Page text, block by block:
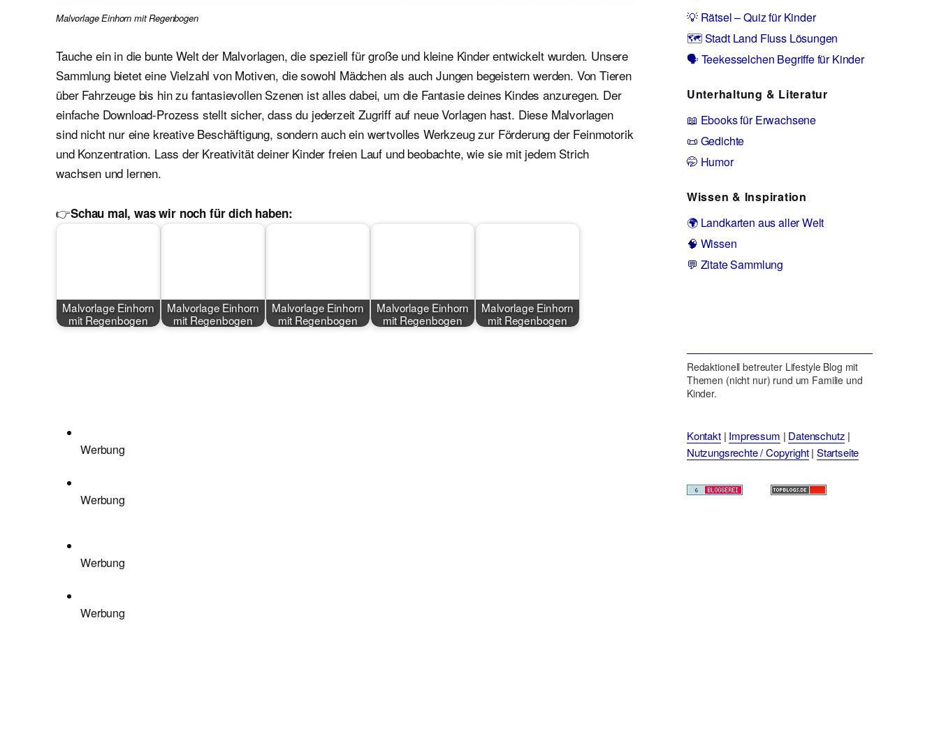
Malvorlage Einhorn mit Regenbogen
Tauche ein in die bunte Welt der Malvorlagen, die speziell für große und kleine Kinder entwickelt wurden. Unsere
Sammlung bietet eine Vielzahl von Motiven, die sowohl Mädchen als auch Jungen begeistern werden. Von Tieren
über Fahrzeuge bis hin zu fantasievollen Szenen ist alles dabei, um die Fantasie deines Kindes anzuregen. Der
einfache Download-Prozess stellt sicher, dass du jederzeit Zugriff auf neue Vorlagen hast. Diese Malvorlagen
sind nicht nur eine kreative Beschäftigung, sondern auch ein wertvolles Werkzeug zur Förderung der Feinmotorik
und Konzentration. Lass der Kreativität deiner Kinder freien Lauf und beobachte, wie sie mit jedem Strich
wachsen und lernen.
👉Schau mal, was wir noch für dich haben:
Malvorlage Einhorn
mit Regenbogen
Malvorlage Einhorn
mit Regenbogen
Malvorlage Einhorn
mit Regenbogen
Malvorlage Einhorn
mit Regenbogen
Malvorlage Einhorn
mit Regenbogen
Werbung
Werbung
Werbung
Werbung
💡 Rätsel – Quiz für Kinder
🗺️ Stadt Land Fluss Lösungen
🗣️ Teekesselchen Begriffe für Kinder
Unterhaltung & Literatur
📖 Ebooks für Erwachsene
📜 Gedichte
🤭 Humor
Wissen & Inspiration
🌍 Landkarten aus aller Welt
🧠 Wissen
💬 Zitate Sammlung
Redaktionell betreuter Lifestyle Blog mit
Themen (nicht nur) rund um Familie und
Kinder.
Kontakt| Impressum | Datenschutz |
Nutzungsrechte / Copyright| Startseite